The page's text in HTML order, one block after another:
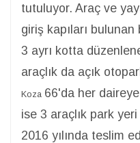
tutuluyor. Araç ve
giriş kapıları bulunan
3 ayrı kotta
araçlık da açık
Koza 66'da her
ise 3 araçlık park
2016 yılında teslim